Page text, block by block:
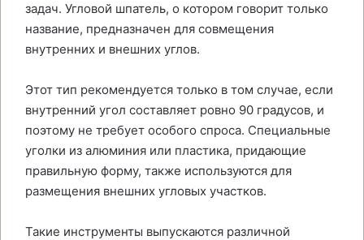
задач. Угловой шпатель, о котором говорит только
название, предназначен для совмещения
внутренних и внешних углов.
Этот тип рекомендуется только в том случае, если
внутренний угол составляет ровно 90 градусов, и
поэтому не требует особого спроса. Специальные
уголки из алюминия или пластика, придающие
правильную форму, также используются для
размещения внешних угловых участков.
Такие инструменты выпускаются различной